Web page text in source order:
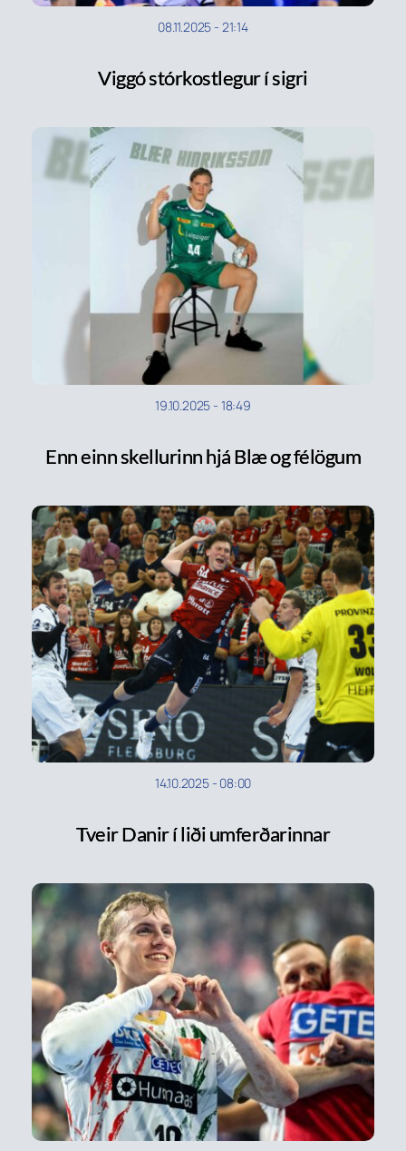
08.11.2025 - 21:14
Viggó stórkostlegur í sigri
19.10.2025 - 18:49
Enn einn skellurinn hjá Blæ og félögum
14.10.2025- 08:00
Tveir Danir í liði umferðarinnar